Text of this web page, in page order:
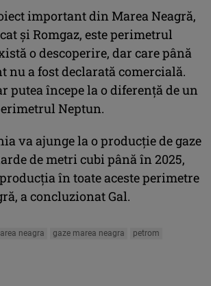
important din Marea Neagră,
şi Romgaz, este perimetrul
o descoperire, dar care până
nu a fost declarată comercială.
putea începe la o diferenţă de un
Neptun.
va ajunge la o producţie de gaze
de metri cubi până în 2025,
în toate aceste perimetre
a concluzionat Gal.
neagra gaze marea neagra
petrom